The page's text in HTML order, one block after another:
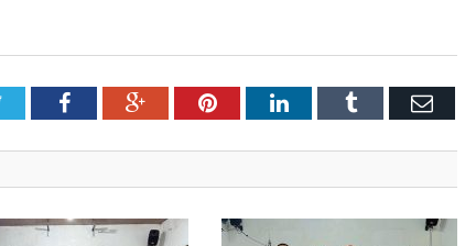
TwitterFacebookGoogle+PinterestLinkedInTumblr Email